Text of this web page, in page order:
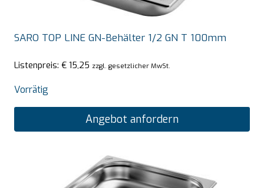
SARO TOP LINE GN-Behälter 1/2 GN T 100mm
Listenpreis: € 15,25 zzgl. gesetzlicher MwSt.
Vorrätig
Angebot anfordern